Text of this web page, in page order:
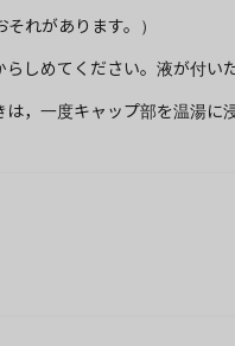
れがあります。）
しめてください。液が付い
，一度キャップ部を温湯に